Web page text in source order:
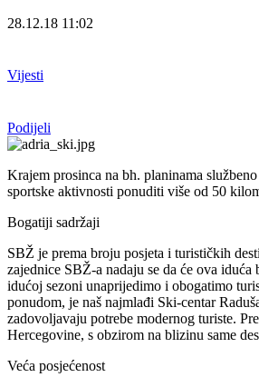
28.12.18 11:02
Vijesti
Podijeli
Krajem prosinca na bh. planinama
sportske aktivnosti ponuditi više od 50
Bogatiji sadržaji
SBŽ je prema broju posjeta i turističkih
zajednice SBŽ-a nadaju se da će ova
idućoj sezoni unaprijedimo i obogatimo
ponudom, je naš najmlađi Ski-centar
zadovoljavaju potrebe modernog turiste.
Hercegovine, s obzirom na blizinu same
Veća posjećenost